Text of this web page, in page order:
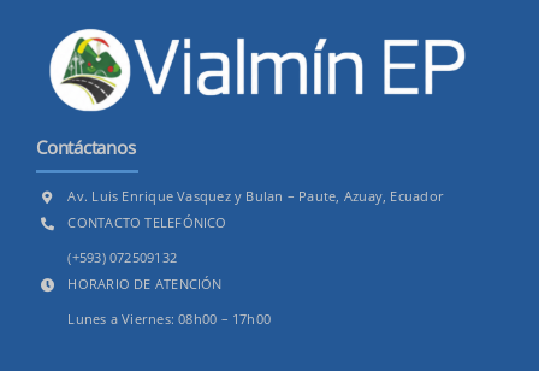
Contáctanos
Av. Luis Enrique Vasquez y Bulan – Paute, Azuay, Ecuador
CONTACTO TELEFÓNICO
(+593) 072509132
HORARIO DE ATENCIÓN
Lunes a Viernes: 08h00 – 17h00